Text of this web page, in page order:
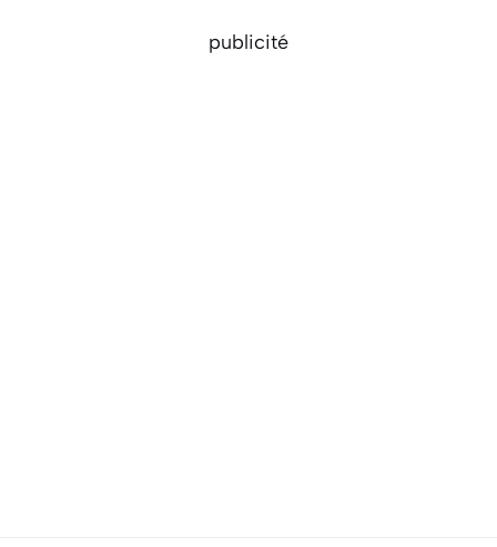
publicité